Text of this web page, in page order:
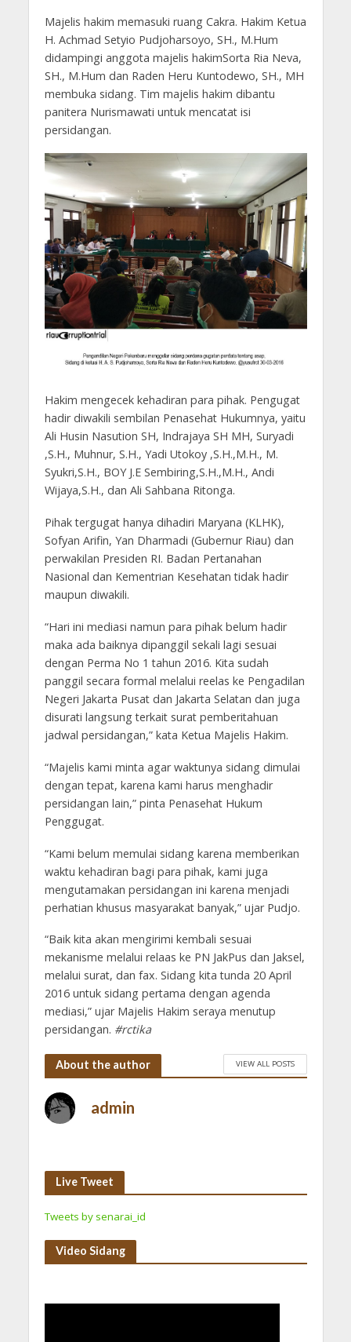
Majelis hakim memasuki ruang Cakra. Hakim Ketua
H. Achmad Setyio Pudjoharsoyo, SH., M.Hum
didampingi anggota majelis hakimSorta Ria Neva,
SH., M.Hum dan Raden Heru Kuntodewo, SH., MH
membuka sidang. Tim majelis hakim dibantu
panitera Nurismawati untuk mencatat isi
persidangan.
Hakim mengecek kehadiran para pihak. Pengugat
hadir diwakili sembilan Penasehat Hukumnya, yaitu
Ali Husin Nasution SH, Indrajaya SH MH, Suryadi
,S.H., Muhnur, S.H., Yadi Utokoy ,S.H.,M.H., M.
Syukri,S.H., BOY J.E Sembiring,S.H.,M.H., Andi
Wijaya,S.H., dan Ali Sahbana Ritonga.
Pihak tergugat hanya dihadiri Maryana (KLHK),
Sofyan Arifin, Yan Dharmadi (Gubernur Riau) dan
perwakilan Presiden RI. Badan Pertanahan
Nasional dan Kementrian Kesehatan tidak hadir
maupun diwakili.
“Hari ini mediasi namun para pihak belum hadir
maka ada baiknya dipanggil sekali lagi sesuai
dengan Perma No 1 tahun 2016. Kita sudah
panggil secara formal melalui reelas ke Pengadilan
Negeri Jakarta Pusat dan Jakarta Selatan dan juga
disurati langsung terkait surat pemberitahuan
jadwal persidangan,” kata Ketua Majelis Hakim.
“Majelis kami minta agar waktunya sidang dimulai
dengan tepat, karena kami harus menghadir
persidangan lain,” pinta Penasehat Hukum
Penggugat.
“Kami belum memulai sidang karena memberikan
waktu kehadiran bagi para pihak, kami juga
mengutamakan persidangan ini karena menjadi
perhatian khusus masyarakat banyak,” ujar Pudjo.
“Baik kita akan mengirimi kembali sesuai
mekanisme melalui relaas ke PN JakPus dan Jaksel,
melalui surat, dan fax. Sidang kita tunda 20 April
2016 untuk sidang pertama dengan agenda
mediasi,” ujar Majelis Hakim seraya menutup
persidangan. #rctika
About the author VIEW ALL POSTS
admin
Live Tweet
Tweets by senarai_id
Video Sidang